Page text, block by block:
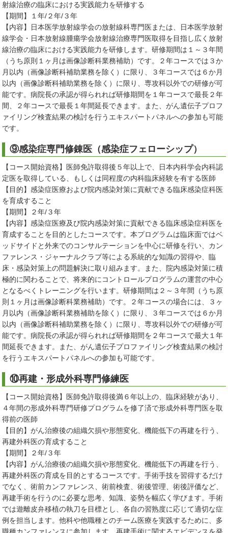
射線治療の臨床における実践能力を研修する
【期間】１年/２年/３年
【内容】日本医学放射線学会の放射線科専門医または、日本医学放射
線学会・日本放射線腫瘍学会放射線治療専門医取得を目指し広く放射
線治療の臨床における実践能力を研修します。研修期間は１～３年間
（うち原則１ヶ月は画像診断科業務補助）です。２年コースでは３か
月以内（画像診断科補助業務を除く）に限り、３年コースでは６か月
以内（画像診断科補助業務を除く）に限り、専攻科以外での研修が可
能です。病院長の承認が得られれば研修期間を１年コースで最長２年
間、２年コースで最長１年間延長できます。また、がん遺伝子プロフ
ァイリング検査結果の検討を行うエキスパートパネルへの参加も可能
です。
⑨感染症専門修錬医（感染症フェローシップ）
【コース開始資格】医師免許取得後５年以上で、日本内科学会内科認
定医を取得している、もしくは同程度の内科臨床経験を有する医師
【目的】感染症医療および院内感染対策に貢献できる臨床感染症科医
を育成すること
【期間】２年/３年
【内容】感染症医療及び院内感染対策に貢献できる臨床感染症科医を
育成することを目的としたコースです。本プログラムは臨床面ではベ
ッドサイドと外来でのコンサルテーションを中心に研修を行い、カン
ファレンス・ジャーナルクラブ等による系統的な知識の習得や、臨
床・感染対策上の問題解決に取り組みます。また、院内感染対策に積
極的に関わることで、将来的にコントロールプログラムの運営の中心
となるべくトレーニングを行います。研修期間は２～３年間（うち原
則１ヶ月は画像診断科業務補助）です。２年コースの場合には、３ヶ
月以内（画像診断科業務補助を除く）に限り、３年コースでは６か月
以内（画像診断科補助業務を除く）に限り、専攻科以外での研修が可
能です。病院長の承認が得られれば研修期間を２年コースで最大１年
間延長できます。また、がん遺伝子プロファイリング検査結果の検討
を行うエキスパートパネルへの参加も可能です。
⑩再建・形成外科専門修練医
【コース開始資格】医師免許取得後満６年以上の、臨床経験があり、
４年間の形成外科専門研修プログラムを修了済で形成外科専門医を取
得前の医師
【目的】がん治療後の組織欠損や形態変化、機能低下の再建を行う、
再建外科医の育成すること
【期間】２年/３年
【内容】がん治療後の組織欠損や形態変化、機能低下の再建を行う、
再建外科医の育成を目的とするコースです。手術手技を習得するだけ
でなく、術前カンファレンス、術前検査、術後管理、術後評価など、
再建手術を行うのに必要な思考、知識、姿勢を幅広く学びます。手術
では遊離皮弁移植の執刀を目標とし、各自の習熟度に応じて適切な症
例を担当します。他科や他職種とのチーム医療を実践するために、多